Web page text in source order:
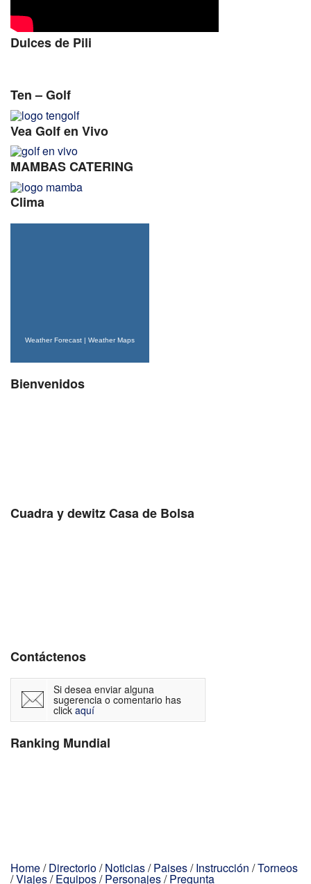
Dulces de Pili
Ten – Golf
Vea Golf en Vivo
MAMBAS CATERING
Clima
Weather Forecast Weather Maps
Bienvenidos
Cuadra y dewitz Casa de Bolsa
Contáctenos
Si desea enviar alguna
sugerencia o comentario has
click aquí
Ranking Mundial
Home/Directorio/Noticias/Paises/Instrucción /Torneos
/Viajes/Equipos/Personajes/Pregunta